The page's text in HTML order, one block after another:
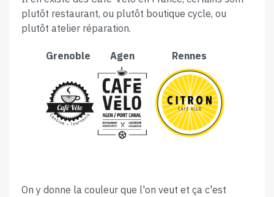
plutôt restaurant, ou plutôt boutique cycle, ou
plutôt atelier réparation.
Grenoble Agen Rennes
On y donne la couleur que l'on veut et ça c'est